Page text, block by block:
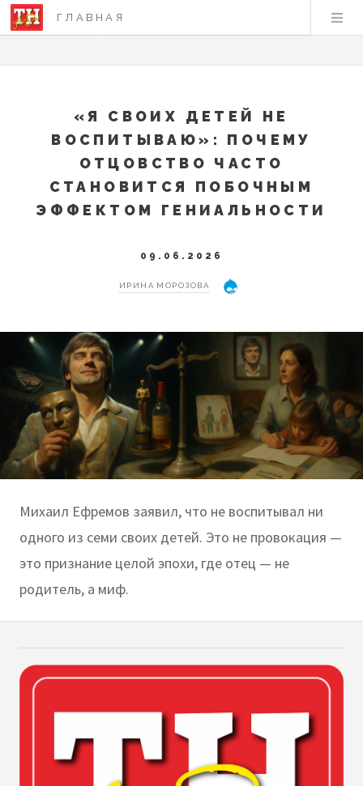
ГЛАВНАЯ
«Я СВОИХ ДЕТЕЙ НЕ
ВОСПИТЫВАЮ»: ПОЧЕМУ
ОТЦОВСТВО ЧАСТО
СТАНОВИТСЯ ПОБОЧНЫМ
ЭФФЕКТОМ ГЕНИАЛЬНОСТИ
09.06.2026
ИРИНА МОРОЗОВА
Михаил Ефремов заявил, что не воспитывал ни
одного из семи своих детей. Это не провокация —
это признание целой эпохи, где отец — не
родитель, а миф.